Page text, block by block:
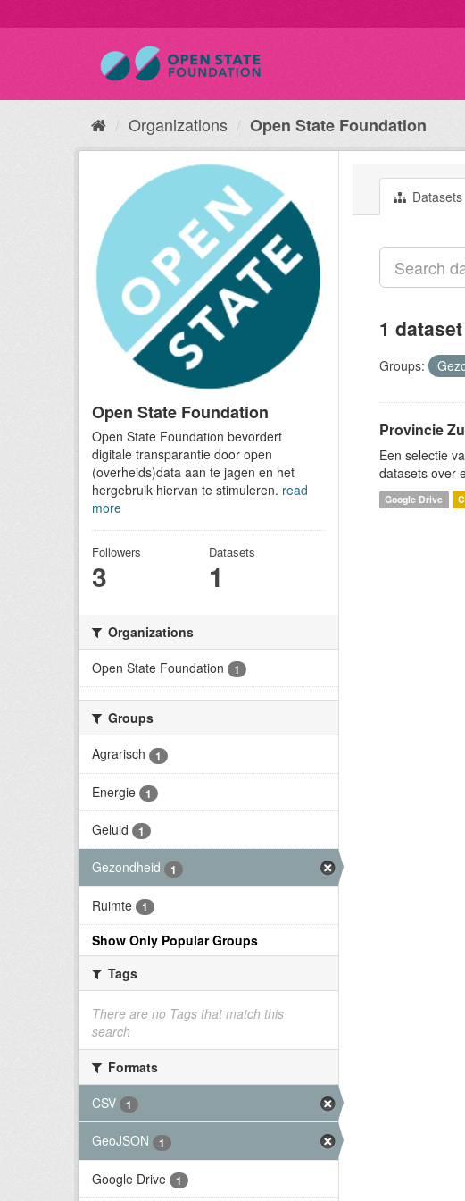
Organizations Open State Foundation
Open State Foundation
Open State Foundation bevordert
digitale transparantie door open
(overheids)data aan te jagen en het
hergebruik hiervan te stimuleren. read
more
Followers
3
Datasets
1
Organizations
Open State Foundation
1
Groups
Agrarisch
1
Energie 1
Geluid 1
Gezondheid 1
Ruimte 1
Show Only Popular Groups
Tags
There are no Tags that match this
search
Formats
CSV
1
GeoJSON 1
Google Drive 1
Datasets
1
Groups:
Provincie
Een selectie
datasets over
Google Drive